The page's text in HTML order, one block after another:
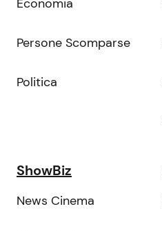
Economia
Persone Scomparse
Politica
ShowBiz
News Cinema